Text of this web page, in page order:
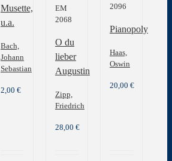
Musette,
u.a.
Bach,
Johann
Sebastian
2,00 €
EM
2068
O du
lieber
Augustin
Zipp,
Friedrich
28,00 €
2096
Pianopoly
Haas,
Oswin
20,00 €